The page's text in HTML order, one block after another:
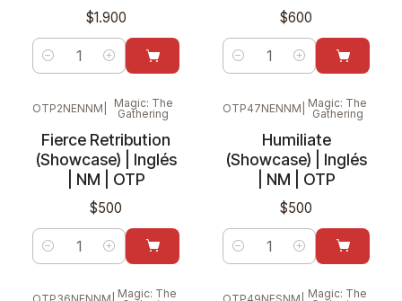
$1.900
Cantidad
$600
Cantidad
OTP2NENNM
Magic: The
Gathering
Fierce Retribution
(Showcase) | Inglés
| NM | OTP
$500
Cantidad
OTP47NENNM Magic: The
Gathering
Humiliate
(Showcase) | Inglés
| NM | OTP
$500
Cantidad
OTP36NENNM Magic: The
OTP49NESNM
Magic: The